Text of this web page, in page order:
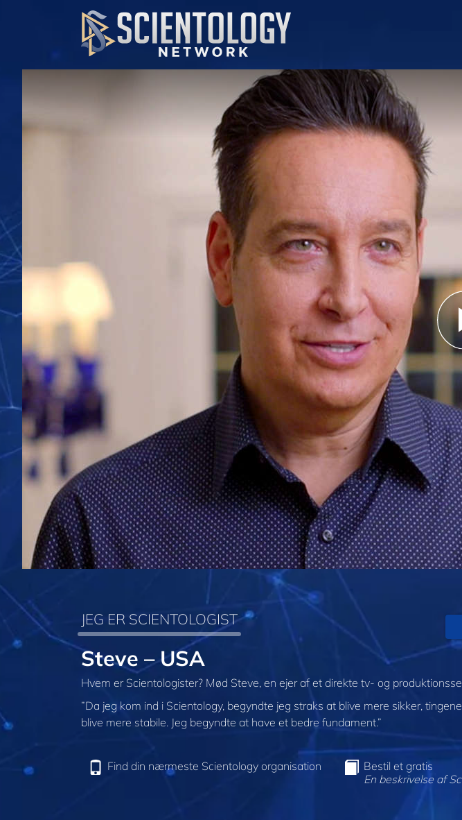
JEG ER SCIENTOLOGIST
Steve – USA
Hvem er Scientologister? Mød Steve, en ejer af et direkte tv- og
”Da jeg kom ind i Scientology, begyndte jeg straks at blive mere sikker,
blive mere stabile. Jeg begyndte at have et bedre fundament.”
Find din nærmeste Scientology organisation
Bestil et gratis
En beskrivelse af